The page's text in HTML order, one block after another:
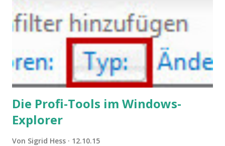
Die Profi-Tools im Windows-
Explorer
Von Sigrid Hess 12.10.15